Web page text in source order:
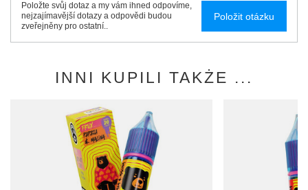
Položte svůj dotaz a my vám ihned odpovíme,
nejzajímavější dotazy a odpovědi budou
zveřejněny pro ostatní..
Položit otázku
INNI KUPILI TAKŻE ...